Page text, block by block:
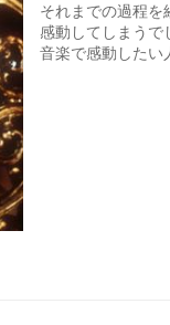
それまでの過程を
感動してしまうで
音楽で感動したい